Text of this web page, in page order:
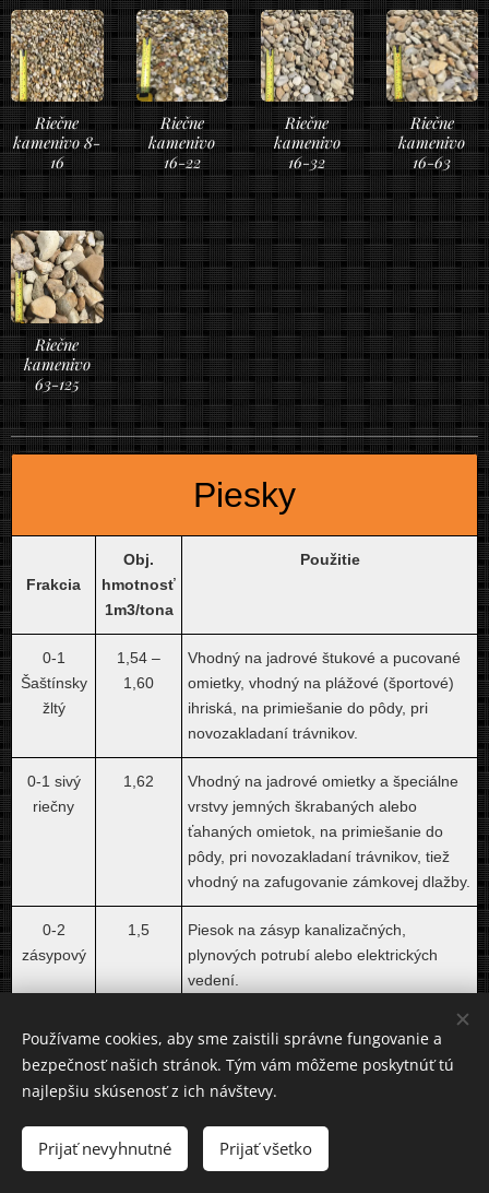
Riečne
kamenivo 8-
16
Riečne
kamenivo
16-22
Riečne
kamenivo
16-32
Riečne
kamenivo
16-63
Riečne
kamenivo
63-125
Piesky
Frakcia
Obj.
hmotnosť
1m3/tona
Použitie
0-1
Šaštínsky
žltý
1,54 –
1,60
Vhodný na jadrové štukové a pucované
omietky, vhodný na plážové (športové)
ihriská, na primiešanie do pôdy, pri
novozakladaní trávnikov.
0-1 sivý
riečny
1,62
Vhodný na jadrové omietky a špeciálne
vrstvy jemných škrabaných alebo
ťahaných omietok, na primiešanie do
pôdy, pri novozakladaní trávnikov, tiež
vhodný na zafugovanie zámkovej dlažby.
0-2
zásypový
1,5
Piesok na zásyp kanalizačných,
plynových potrubí alebo elektrických
vedení.
žltý
Marcelová
kožovanie a pucovanie, spevnenie
trávnatých plôch a športovísk,
zafugovanie zámkovej dlažby.
Používame cookies, aby sme zaistili správne fungovanie a
bezpečnosť našich stránok. Tým vám môžeme poskytnúť tú
najlepšiu skúsenosť z ich návštevy.
Prijať nevyhnutné Prijať všetko